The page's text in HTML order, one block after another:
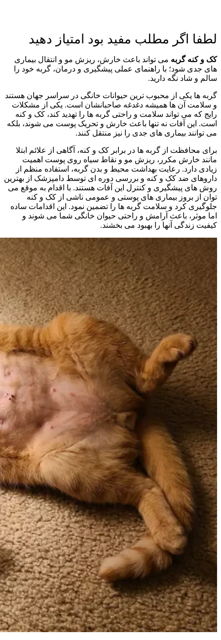
لطفا اگر مطلب مفید بود امتیاز دهید
کک و کنه گربه می‌ تواند باعث خارش، ریزش مو و انتقال بیماری‌
های جدی شود؛ با راهنمای عملی پیشگیری و درمان، گربه خود را
سالم و شاد نگه دارید.
گربه‌ ها یکی از محبوب‌ ترین حیوانات خانگی در سراسر جهان هستند
و سلامت آن‌ ها همیشه دغدغه صاحبانشان است. یکی از مشکلات
رایج که می‌ تواند سلامت و راحتی گربه‌ ها را تهدید کند، کک و کنه
است. این آفات نه تنها باعث خارش و تحریک پوست می‌ شوند، بلکه
می‌ توانند بیماری‌ های جدی را نیز منتقل کنند.
برای محافظت از گربه‌ ها در برابر کک و کنه، آگاهی از علائم ابتلا
مانند خارش مکرر، ریزش مو و نقاط سیاه روی پوست اهمیت
زیادی دارد. رعایت بهداشت محیط و بدن گربه، استفاده منظم از
داروهای ضد کک و کنه و بررسی دوره‌ ای توسط دامپزشک از بهترین
روش‌ های پیشگیری و کنترل این آفات هستند. با اقدام به موقع می‌
توان از بروز بیماری‌ های پوستی و عمومی ناشی از کک و کنه
جلوگیری کرد و سلامت گربه‌ ها را تضمین نمود. این اقدامات ساده
اما موثر، باعث آرامش و راحتی حیوان خانگی شما می‌ شوند و
کیفیت زندگی آنها را بهبود می‌ بخشند.